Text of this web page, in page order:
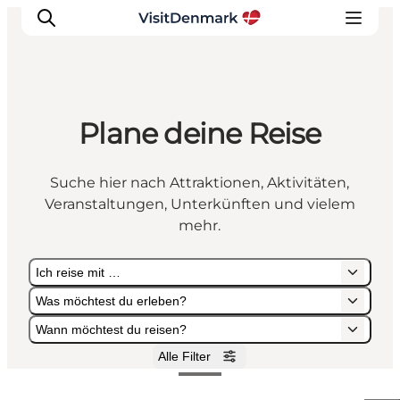
Inspiration
Regionen
Erlebnisse
Plane deine Reise
Suche hier nach Attraktionen, Aktivitäten,
Veranstaltungen, Unterkünften und vielem
mehr.
Ich reise mit …
Was möchtest du erleben?
Wann möchtest du reisen?
Alle Filter